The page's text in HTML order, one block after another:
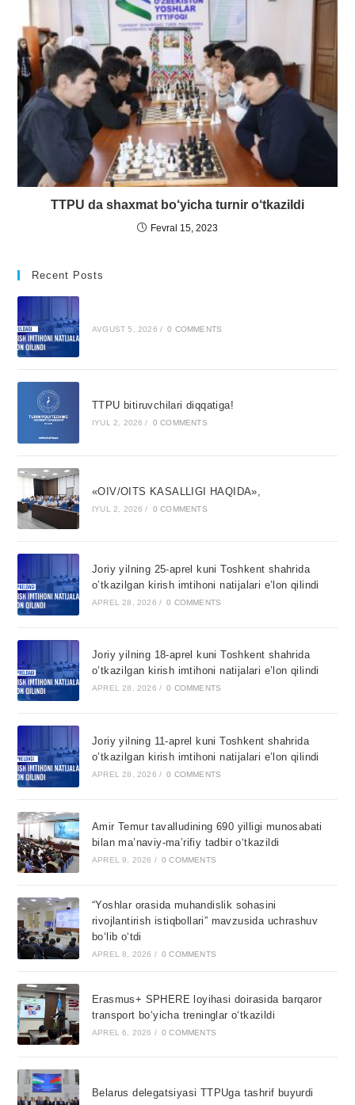
TTPU da shaxmat bo‘yicha turnir o‘tkazildi
Fevral 15, 2023
Recent Posts
AVGUST 5, 2026 / 0 COMMENTS
TTPU bitiruvchilari diqqatiga!
IYUL 2, 2026 / 0 COMMENTS
«OIV/OITS KASALLIGI HAQIDA»,
IYUL 2, 2026 / 0 COMMENTS
Joriy yilning 25-aprel kuni Toshkent shahrida
o’tkazilgan kirish imtihoni natijalari e’lon qilindi
APREL 28, 2026 / 0 COMMENTS
Joriy yilning 18-aprel kuni Toshkent shahrida
o’tkazilgan kirish imtihoni natijalari e’lon qilindi
APREL 28, 2026 / 0 COMMENTS
Joriy yilning 11-aprel kuni Toshkent shahrida
o’tkazilgan kirish imtihoni natijalari e’lon qilindi
APREL 28, 2026 / 0 COMMENTS
Amir Temur tavalludining 690 yilligi munosabati
bilan ma’naviy-ma’rifiy tadbir o‘tkazildi
APREL 9, 2026 / 0 COMMENTS
“Yoshlar orasida muhandislik sohasini
rivojlantirish istiqbollari” mavzusida uchrashuv
bo‘lib o‘tdi
APREL 8, 2026 / 0 COMMENTS
Erasmus+ SPHERE loyihasi doirasida barqaror
transport bo‘yicha treninglar o‘tkazildi
APREL 6, 2026 / 0 COMMENTS
Belarus delegatsiyasi TTPUga tashrif buyurdi